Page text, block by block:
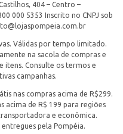
404 – Centro –
000 5353 Inscrito no CNPJ sob
Válidas por tempo limitado.
na sacola de compras e
itens. Consulte os termos e
campanhas.
nas compras acima de R$299.
acima de R$ 199 para regiões
e econômica.
pela Pompéia.